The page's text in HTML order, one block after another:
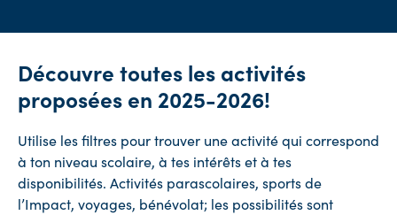
Découvre toutes les activités
proposées en 2025-2026!
Utilise les filtres pour trouver une activité qui correspond
à ton niveau scolaire, à tes intérêts et à tes
disponibilités. Activités parascolaires, sports de
l’Impact, voyages, bénévolat; les possibilités sont